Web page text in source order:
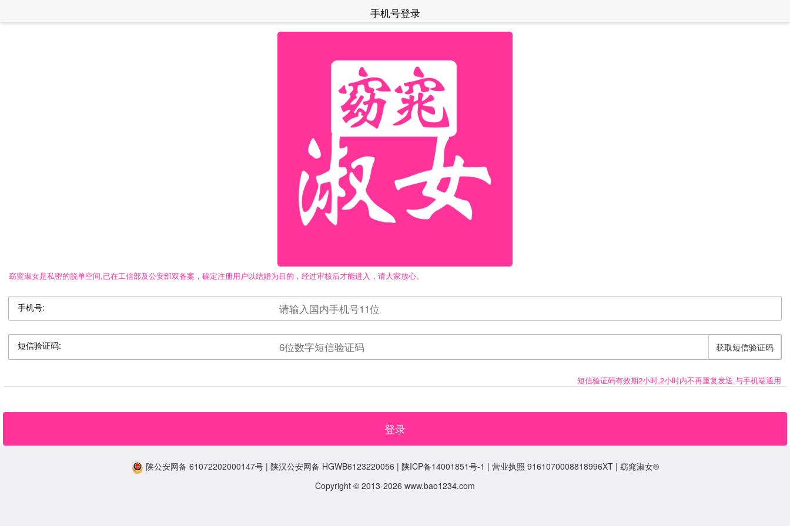
手机号登录
窈窕淑女是私密的脱单空间,已在工信部及公安部双备案，确定注册用户以结婚为目的，经过审核后才能进入，请大家放心。
手机号:
短信验证码: 获取短信验证码
短信验证码有效期2小时,2小时内不再重复发送,与手机端通用
登录
陕公安网备 61072202000147号 | 陕汉公安网备 HGWB6123220056 | 陕ICP备14001851号-1 | 营业执照 9161070008818996XT | 窈窕淑女®
Copyright © 2013-2026 www.bao1234.com